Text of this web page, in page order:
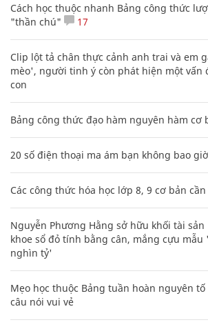
Cách học thuộc nhanh Bảng công thức
"thần chú"
17
Clip lột tả chân thực cảnh anh trai và em
mèo', người tinh ý còn phát hiện một vấn
con
Bảng công thức đạo hàm nguyên hàm cơ
20 số điện thoại ma ám bạn không bao
Các công thức hóa học lớp 8, 9 cơ bản
Nguyễn Phương Hằng sở hữu khối tài
khoe sổ đỏ tính bằng cân, mắng cựu mẫu
nghìn tỷ'
Mẹo học thuộc Bảng tuần hoàn nguyên
câu nói vui vẻ